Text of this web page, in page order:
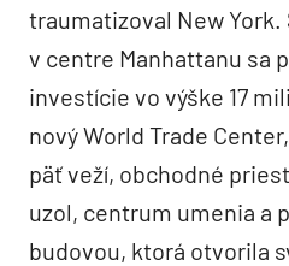
traumatizoval New
v centre Manhattanu sa
investície vo výške 17
nový World Trade
päť veží, obchodné
uzol, centrum umenia a
budovou, ktorá otvorila